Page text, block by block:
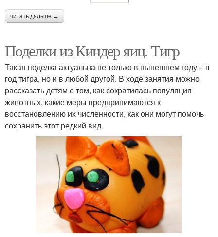
читать дальше →
Поделки из Киндер яиц. Тигр
Такая поделка актуальна не только в нынешнем году – в
год тигра, но и в любой другой. В ходе занятия можно
рассказать детям о том, как сократилась популяция
животных, какие меры предпринимаются к
восстановлению их численности, как они могут помочь
сохранить этот редкий вид.